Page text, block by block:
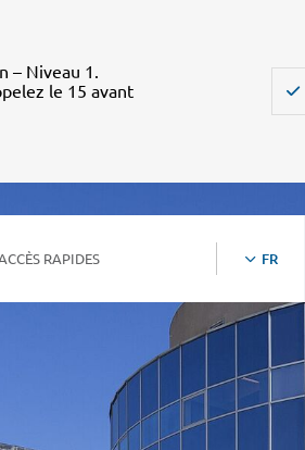
– Niveau 1.
le 15 avant
ACCÈS RAPIDES FR